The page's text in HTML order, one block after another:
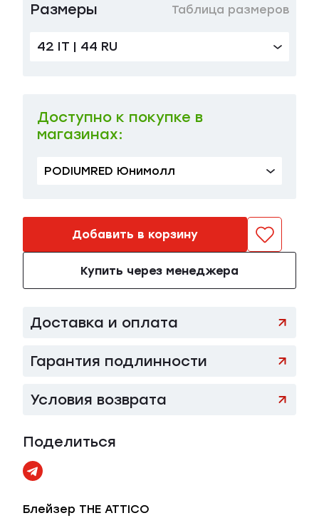
Размеры Таблица размеров
42 IT | 44 RU
Доступно к покупке в
магазинах:
PODIUMRED Юнимолл
Добавить в корзину
Купить через менеджера
Доставка и оплата
Гарантия подлинности
Условия возврата
Поделиться
Блейзер THE ATTICO